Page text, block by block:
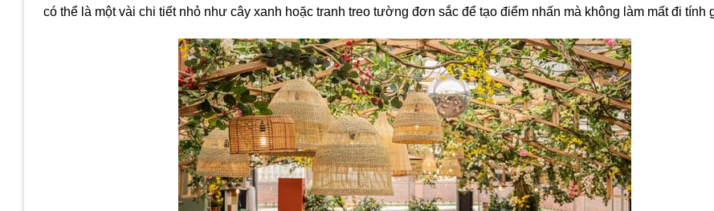
có thể là một vài chi tiết nhỏ như cây xanh hoặc tranh treo tường đơn sắc để tạo điểm nhấn mà không làm mất đi tính